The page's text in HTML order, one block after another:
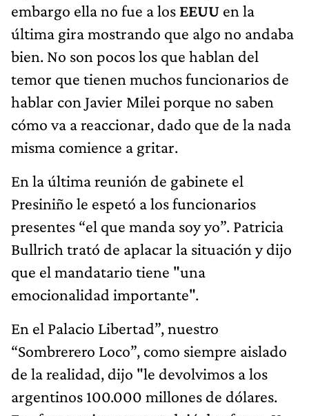
embargo ella no fue a los EEUU en la
última gira mostrando que algo no andaba
bien. No son pocos los que hablan del
temor que tienen muchos funcionarios de
hablar con Javier Milei porque no saben
cómo va a reaccionar, dado que de la nada
misma comience a gritar.
En la última reunión de gabinete el
Presiniño le espetó a los funcionarios
presentes “el que manda soy yo”. Patricia
Bullrich trató de aplacar la situación y dijo
que el mandatario tiene "una
emocionalidad importante".
En el Palacio Libertad”, nuestro
“Sombrerero Loco”, como siempre aislado
de la realidad, dijo "le devolvimos a los
argentinos 100.000 millones de dólares.